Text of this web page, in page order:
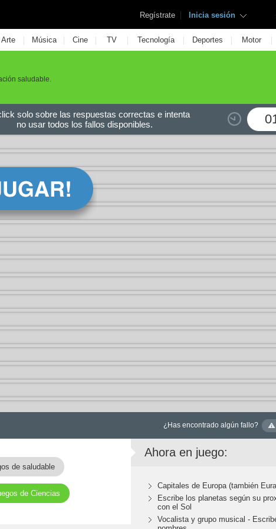
Regístrate | Inicia sesión
Arte | Música | Cine | TV | Tecnología | Deportes | Motor |
saludable.
solo sobre las respuestas correctas e intenta
no usar todos los fallos disponibles.
¿Has encontrado algún fallo?
de saludable
de Ciencias
Ahora en juego:
Capitales de Europa (también
Escribe los planetas según su
con el Sol
Vocalista y grupo musical -